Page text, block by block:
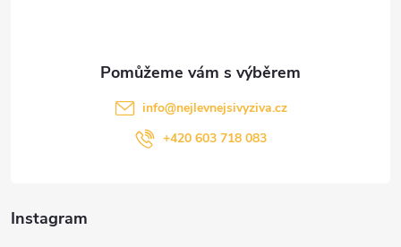
Instagram
info@nejlevnejsivyziva.cz
+420 603 718 083